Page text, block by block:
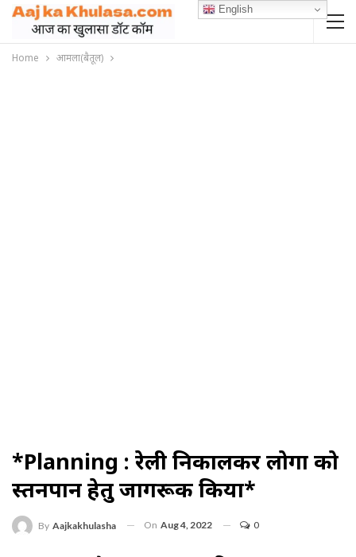
Home आमला(बैतूल)
*planning : रेली निकालकर लोगों को
स्तनपान हेतु जागरूक किया*
By Aajkakhulasha On Aug 4, 2022 0
English